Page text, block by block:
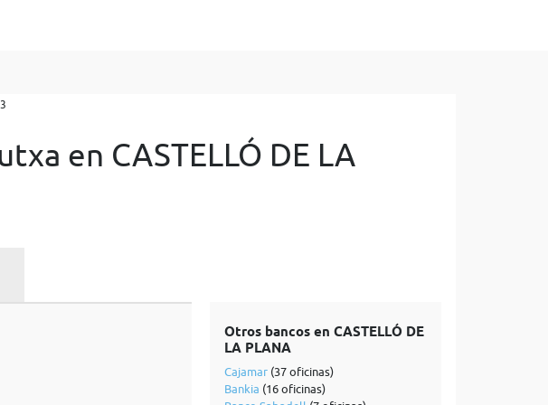
en CASTELLÓ DE LA
Otros bancos en CASTELLÓ DE
LA PLANA
Cajamar(37 oficinas)
Bankia (16 oficinas)